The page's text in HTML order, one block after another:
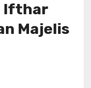
Ifthar
Majelis